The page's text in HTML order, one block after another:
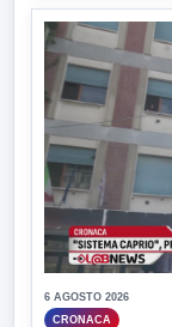
6 AGOSTO 2026
CRONACA